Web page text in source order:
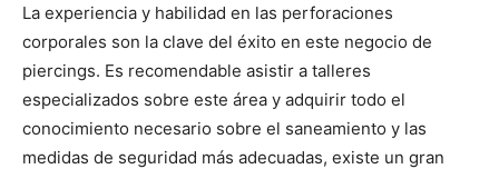
La experiencia y habilidad en las perforaciones
corporales son la clave del éxito en este negocio de
piercings. Es recomendable asistir a talleres
especializados sobre este área y adquirir todo el
conocimiento necesario sobre el saneamiento y las
medidas de seguridad más adecuadas, existe un gran